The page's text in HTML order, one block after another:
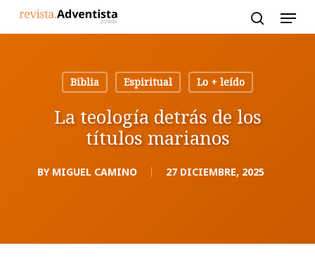
Biblia
Espiritual Lo + leído
La teología detrás de los
títulos marianos
BY MIGUEL CAMINO 27 DICIEMBRE, 2025